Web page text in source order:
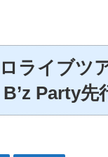
ライブツ
Party先